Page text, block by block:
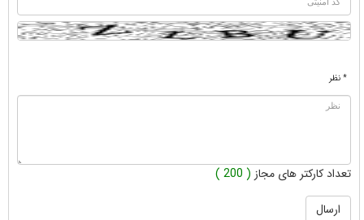
* نظر
تعداد کارکتر های مجاز ( 200 )